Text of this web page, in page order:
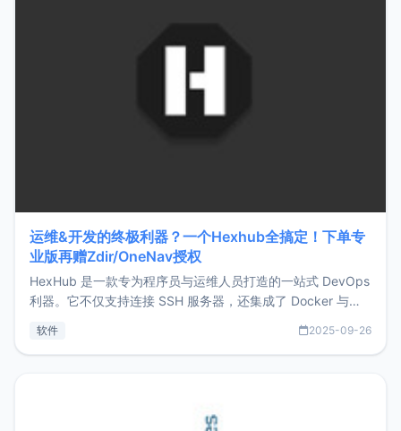
运维&开发的终极利器？一个Hexhub全搞定！下单专
业版再赠Zdir/OneNav授权
HexHub 是一款专为程序员与运维人员打造的一站式 DevOps
利器。它不仅支持连接 SSH 服务器，还集成了 Docker 与常
件间频繁切换，仅凭 HexHub 即可同时搞定运维与数据库操
软件 2025-09-26